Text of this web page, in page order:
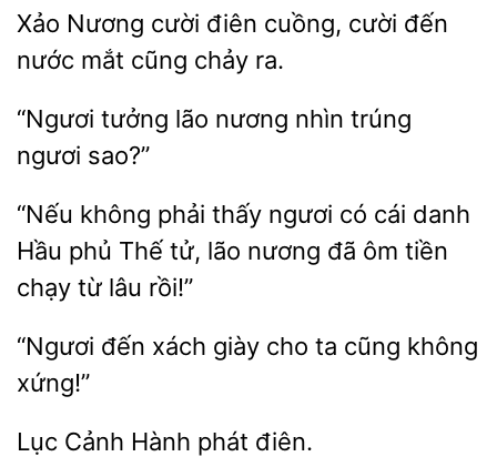
Xảo Nương cười
cuồng, cười đến
nước
cũng chảy
“Ngươi tưởng nương nhìn trúng
“Nếu không phải thấy ngươi có cái danh
Hầu phủ Thế
lão nương đã ôm tiền
từ
rồi!”
đến giày
ta cũng không
xứng!”
Cảnh phát